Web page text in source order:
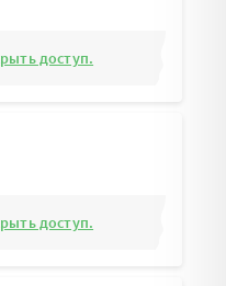
доступ.
доступ.